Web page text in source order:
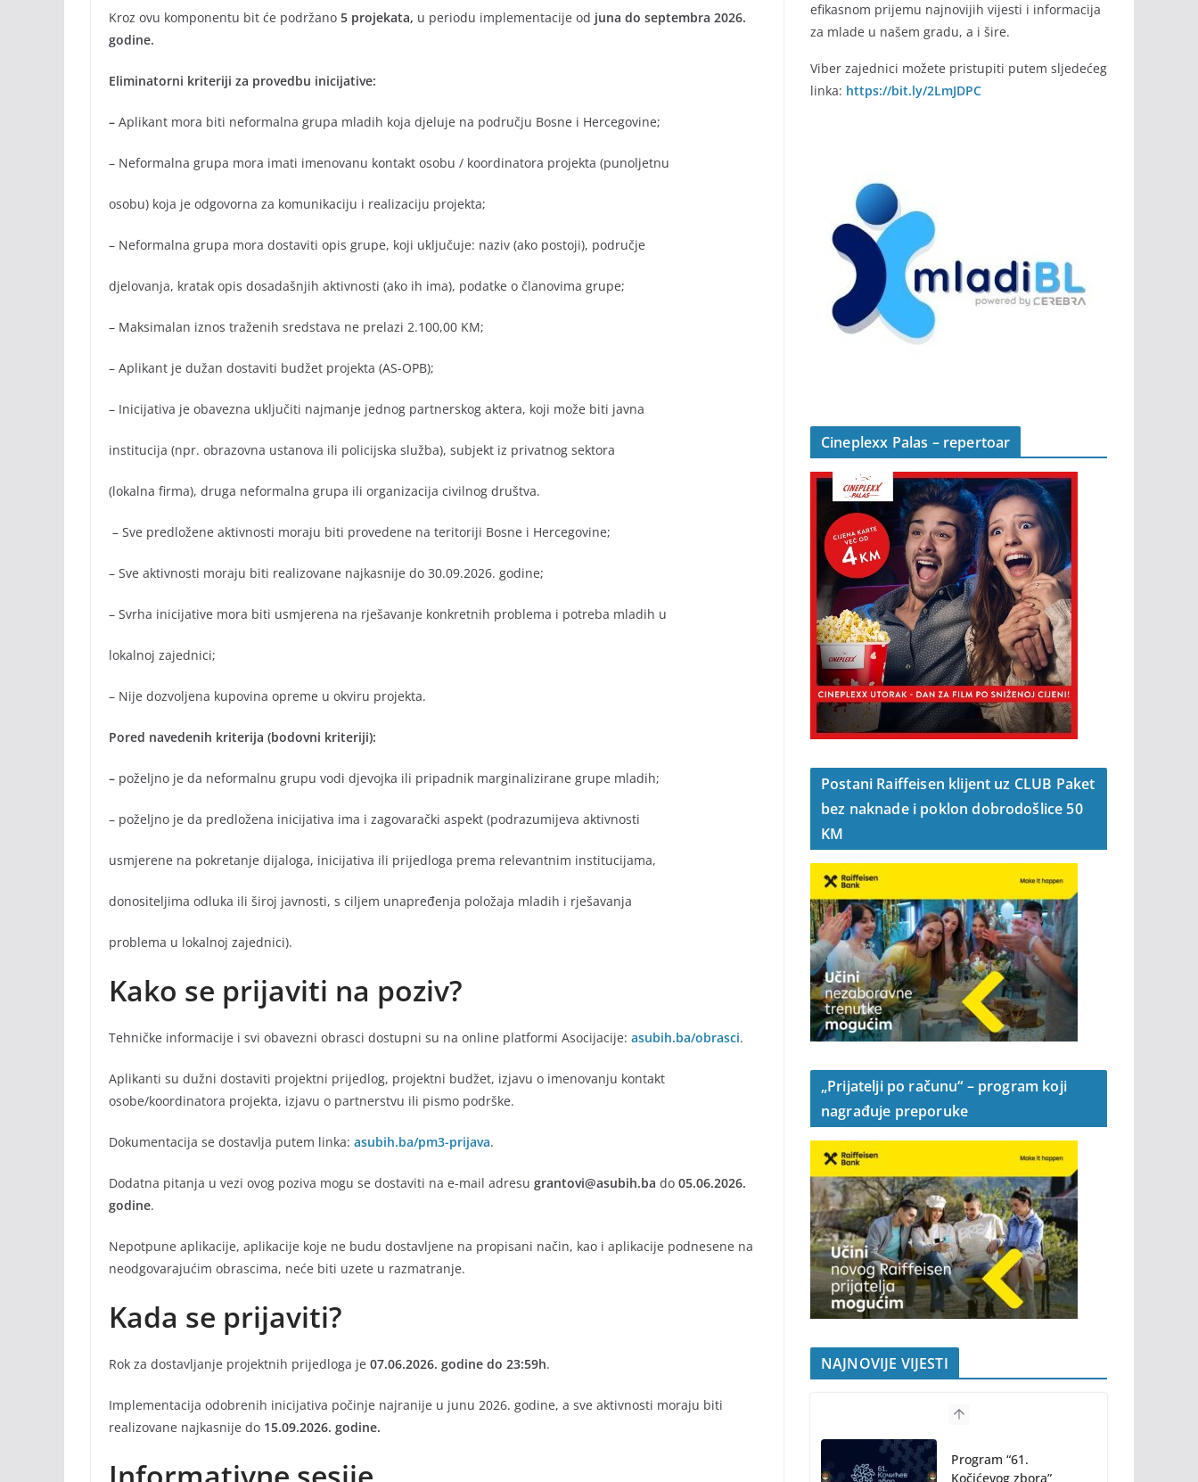
Kroz ovu komponentu bit će podržano 5 projekata, u periodu implementacije od juna do septembra 2026.
godine.
Eliminatorni kriteriji za provedbu inicijative:
– Aplikant mora biti neformalna grupa mladih koja djeluje na području Bosne i Hercegovine;
– Neformalna grupa mora imati imenovanu kontakt osobu / koordinatora projekta (punoljetnu
osobu) koja je odgovorna za komunikaciju i realizaciju projekta;
– Neformalna grupa mora dostaviti opis grupe, koji uključuje: naziv (ako postoji), područje
djelovanja, kratak opis dosadašnjih aktivnosti (ako ih ima), podatke o članovima grupe;
– Maksimalan iznos traženih sredstava ne prelazi 2.100,00 KM;
– Aplikant je dužan dostaviti budžet projekta (AS-OPB);
– Inicijativa je obavezna uključiti najmanje jednog partnerskog aktera, koji može biti javna
institucija (npr. obrazovna ustanova ili policijska služba), subjekt iz privatnog sektora
(lokalna firma), druga neformalna grupa ili organizacija civilnog društva.
– Sve predložene aktivnosti moraju biti provedene na teritoriji Bosne i Hercegovine;
– Sve aktivnosti moraju biti realizovane najkasnije do 30.09.2026. godine;
– Svrha inicijative mora biti usmjerena na rješavanje konkretnih problema i potreba mladih u
lokalnoj zajednici;
– Nije dozvoljena kupovina opreme u okviru projekta.
Pored navedenih kriterija (bodovni kriteriji):
– poželjno je da neformalnu grupu vodi djevojka ili pripadnik marginalizirane grupe mladih;
– poželjno je da predložena inicijativa ima i zagovarački aspekt (podrazumijeva aktivnosti
usmjerene na pokretanje dijaloga, inicijativa ili prijedloga prema relevantnim institucijama,
donositeljima odluka ili široj javnosti, s ciljem unapređenja položaja mladih i rješavanja
problema u lokalnoj zajednici).
Kako se prijaviti na poziv?
Tehničke informacije i svi obavezni obrasci dostupni su na online platformi Asocijacije: asubih.ba/obrasci.
Aplikanti su dužni dostaviti projektni prijedlog, projektni budžet, izjavu o imenovanju kontakt
osobe/koordinatora projekta, izjavu o partnerstvu ili pismo podrške.
Dokumentacija se dostavlja putem linka: asubih.ba/pm3-prijava.
Dodatna pitanja u vezi ovog poziva mogu se dostaviti na e-mail adresu grantovi@asubih.ba do 05.06.2026.
godine.
Nepotpune aplikacije, aplikacije koje ne budu dostavljene na propisani način, kao i aplikacije podnesene na
neodgovarajućim obrascima, neće biti uzete u razmatranje.
Kada se prijaviti?
Rok za dostavljanje projektnih prijedloga je 07.06.2026. godine do 23:59h.
Implementacija odobrenih inicijativa počinje najranije u junu 2026. godine, a sve aktivnosti moraju biti
realizovane najkasnije do 15.09.2026. godine.
efikasnom prijemu najnovijih vijesti i informacija
za mlade u našem gradu, a i šire.
Viber zajednici možete pristupiti putem sljedećeg
linka: https://bit.ly/2LmJDPC
Cineplexx Palas – repertoar
Postani Raiffeisen klijent uz CLUB Paket
bez naknade i poklon dobrodošlice 50
KM
„Prijatelji po računu“ – program koji
nagrađuje preporuke
NAJNOVIJE VIJESTI
Program “61.
Kočićevog zbora”